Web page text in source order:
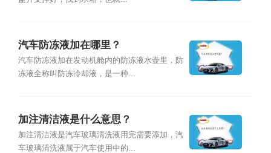
汽车防冻液加在哪里？
汽车防冻液加在发动机舱内的防冻液水壶里，防
冻液全称叫防冻冷却液，是一种...
加注清洁液是什么意思？
加注清洁液是汽车玻璃清洗液用完需要添加，汽
车玻璃清洗液属于汽车使用中的...